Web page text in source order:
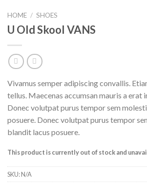
HOME / SHOES
U Old Skool VANS
Vivamus semper adipiscing convallis.
tellus. Maecenas accumsan mauris a
Donec volutpat purus tempor sem
posuere. Donec volutpat purus tempor
blandit lacus posuere.
This product is currently out of stock and
SKU:N/A